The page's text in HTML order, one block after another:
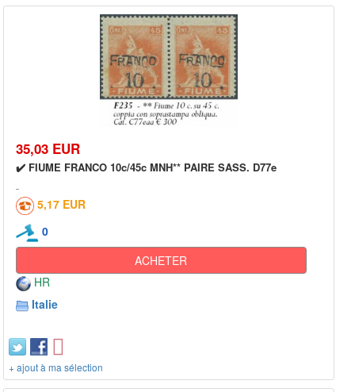
35,03 EUR
✔️ FIUME FRANCO 10c/45c MNH** PAIRE SASS. D77e
5,17 EUR
0
ACHETER
HR
Italie
+ ajout à ma sélection